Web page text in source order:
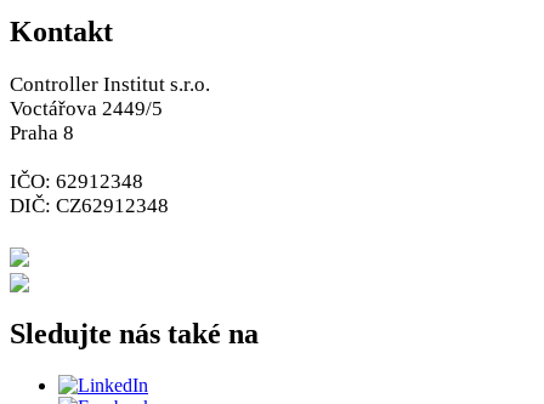
Kontakt
Controller Institut s.r.o.
Voctářova 2449/5
Praha 8
IČO: 62912348
DIČ: CZ62912348
Sledujte nás také na